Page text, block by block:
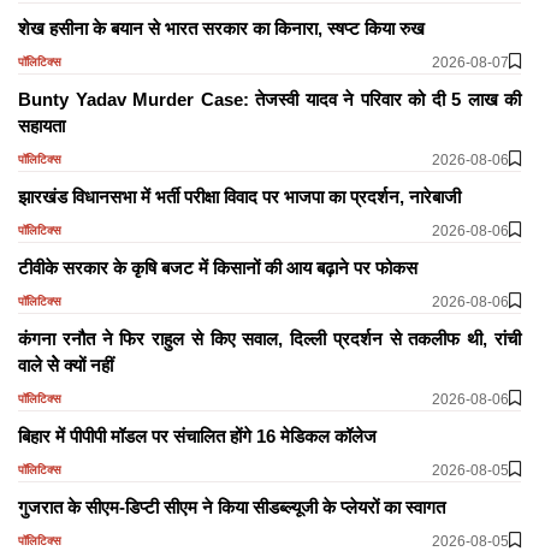
शेख हसीना के बयान से भारत सरकार का किनारा, स्षप्ट किया रुख
पॉलिटिक्स 2026-08-07
Bunty Yadav Murder Case: तेजस्वी यादव ने परिवार को दी 5 लाख की
सहायता
पॉलिटिक्स 2026-08-06
झारखंड विधानसभा में भर्ती परीक्षा विवाद पर भाजपा का प्रदर्शन, नारेबाजी
पॉलिटिक्स 2026-08-06
टीवीके सरकार के कृषि बजट में किसानों की आय बढ़ाने पर फोकस
पॉलिटिक्स 2026-08-06
कंगना रनौत ने फिर राहुल से किए सवाल, दिल्ली प्रदर्शन से तकलीफ थी, रांची
वाले सेे क्यों नहीं
पॉलिटिक्स 2026-08-06
बिहार में पीपीपी मॉडल पर संचालित होंगे 16 मेडिकल कॉलेज
पॉलिटिक्स 2026-08-05
गुजरात के सीएम-डिप्टी सीएम ने किया सीडब्ल्यूजी के प्लेयरों का स्वागत
पॉलिटिक्स 2026-08-05